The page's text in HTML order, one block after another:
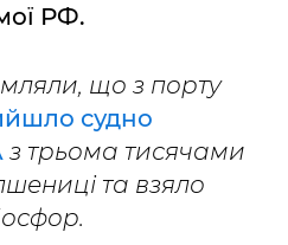
РФ.
що з порту
судно
з трьома тисячами
та взяло